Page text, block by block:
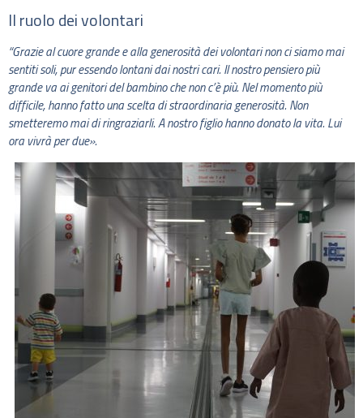
Il ruolo dei volontari
“Grazie al cuore grande e alla generosità dei volontari non ci siamo mai
sentiti soli, pur essendo lontani dai nostri cari. Il nostro pensiero più
grande va ai genitori del bambino che non c’è più. Nel momento più
difficile, hanno fatto una scelta di straordinaria generosità. Non
smetteremo mai di ringraziarli. A nostro figlio hanno donato la vita. Lui
ora vivrà per due».